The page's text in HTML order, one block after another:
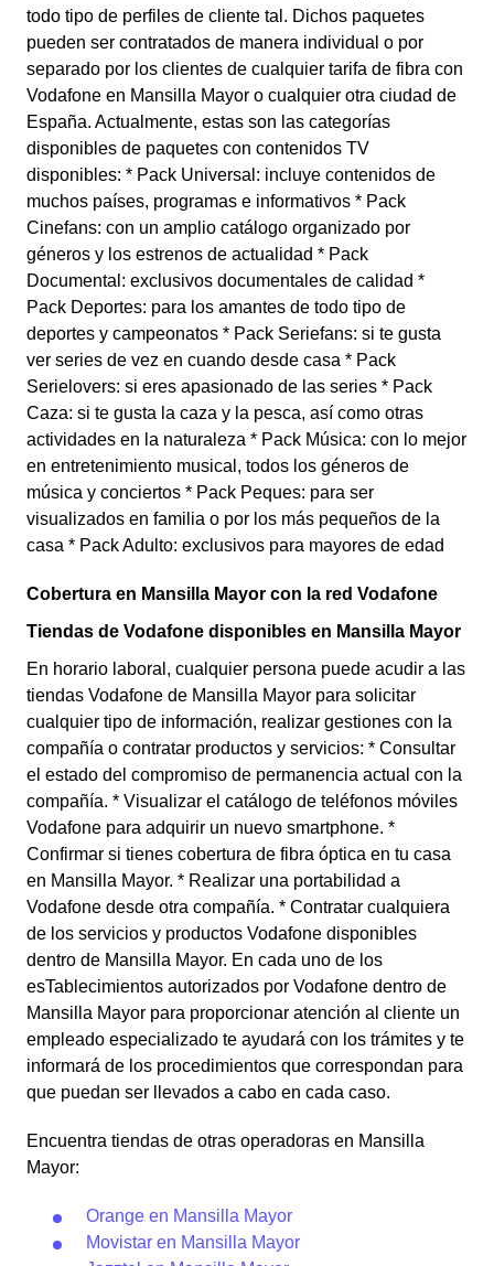
todo tipo de perfiles de cliente tal. Dichos paquetes
pueden ser contratados de manera individual o por
separado por los clientes de cualquier tarifa de fibra con
Vodafone en Mansilla Mayor o cualquier otra ciudad de
España. Actualmente, estas son las categorías
disponibles de paquetes con contenidos TV
disponibles: * Pack Universal: incluye contenidos de
muchos países, programas e informativos * Pack
Cinefans: con un amplio catálogo organizado por
géneros y los estrenos de actualidad * Pack
Documental: exclusivos documentales de calidad *
Pack Deportes: para los amantes de todo tipo de
deportes y campeonatos * Pack Seriefans: si te gusta
ver series de vez en cuando desde casa * Pack
Serielovers: si eres apasionado de las series * Pack
Caza: si te gusta la caza y la pesca, así como otras
actividades en la naturaleza * Pack Música: con lo mejor
en entretenimiento musical, todos los géneros de
música y conciertos * Pack Peques: para ser
visualizados en familia o por los más pequeños de la
casa * Pack Adulto: exclusivos para mayores de edad
Cobertura en Mansilla Mayor con la red Vodafone
Tiendas de Vodafone disponibles en Mansilla Mayor
En horario laboral, cualquier persona puede acudir a las
tiendas Vodafone de Mansilla Mayor para solicitar
cualquier tipo de información, realizar gestiones con la
compañía o contratar productos y servicios: * Consultar
el estado del compromiso de permanencia actual con la
compañía. * Visualizar el catálogo de teléfonos móviles
Vodafone para adquirir un nuevo smartphone. *
Confirmar si tienes cobertura de fibra óptica en tu casa
en Mansilla Mayor. * Realizar una portabilidad a
Vodafone desde otra compañía. * Contratar cualquiera
de los servicios y productos Vodafone disponibles
dentro de Mansilla Mayor. En cada uno de los
esTablecimientos autorizados por Vodafone dentro de
Mansilla Mayor para proporcionar atención al cliente un
empleado especializado te ayudará con los trámites y te
informará de los procedimientos que correspondan para
que puedan ser llevados a cabo en cada caso.
Encuentra tiendas de otras operadoras en Mansilla
Mayor:
Orange en Mansilla Mayor
Movistar en Mansilla Mayor